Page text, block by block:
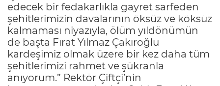
edecek bir fedakarlıkla gayret sarfeden
şehitlerimizin davalarının öksüz ve köksüz
kalmaması niyazıyla, ölüm yıldönümün
de başta Fırat Yılmaz Çakıroğlu
kardeşimiz olmak üzere bir kez daha tüm
şehitlerimizi rahmet ve şükranla
anıyorum.” Rektör Çiftçi’nin